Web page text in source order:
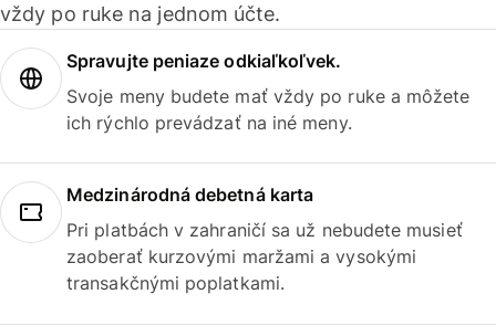
vždy po ruke na jednom účte.
Spravujte peniaze odkiaľkoľvek.
Svoje meny budete mať vždy po ruke a môžete
ich rýchlo prevádzať na iné meny.
Medzinárodná debetná karta
Pri platbách v zahraničí sa už nebudete musieť
zaoberať kurzovými maržami a vysokými
transakčnými poplatkami.